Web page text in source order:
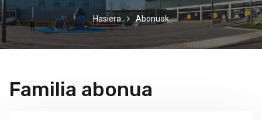
Hasiera Abonuak
Familia abonua